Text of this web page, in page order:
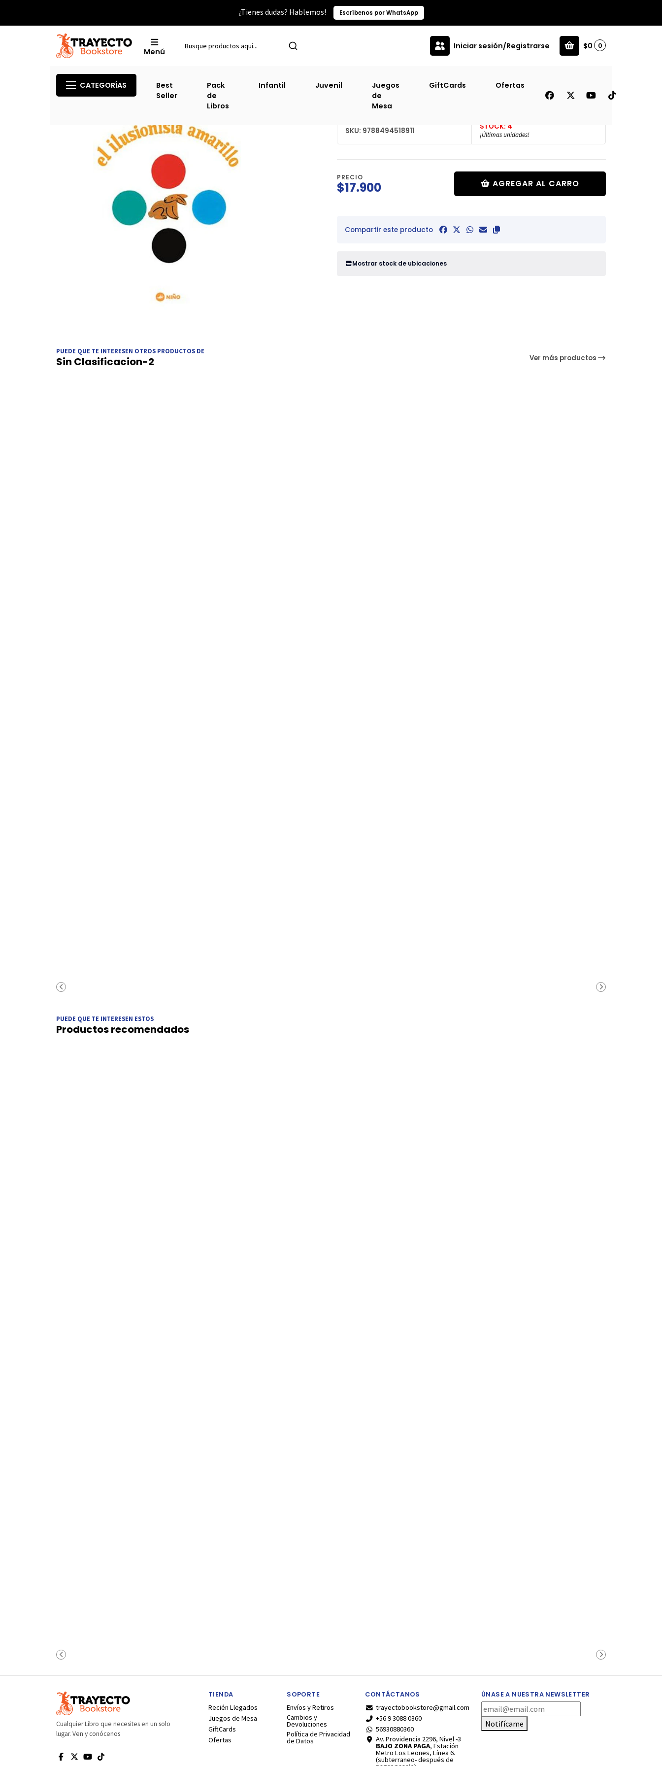
¿Tienes dudas? Hablemos! Escríbenos por WhatsApp
Menú
Iniciar sesión/Registrarse $0 0
CATEGORÍAS
Best
Seller
Pack
de
Libros
Infantil Juvenil
Juegos
de
Mesa
GiftCards Ofertas
Ilusionista Amarillo, El
SKU: 9788494518911 STOCK: 4
¡Últimas unidades!
PRECIO
$17.900 AGREGAR AL CARRO
Compartir este producto
Mostrar stock de ubicaciones
PUEDE QUE TE INTERESEN OTROS PRODUCTOS DE
Sin Clasificacion-2 Ver más productos
PUEDE QUE TE INTERESEN ESTOS
Productos recomendados
Cualquier Libro que necesites en un solo
lugar. Ven y conócenos
TIENDA
Recién Llegados
Juegos de Mesa
GiftCards
Ofertas
SOPORTE
Envíos y Retiros
Cambios y
Devoluciones
Política de Privacidad
de Datos
CONTÁCTANOS
trayectobookstore@gmail.com
+56 9 3088 0360
56930880360
Av. Providencia 2296, Nivel -3
BAJO ZONA PAGA, Estación
Metro Los Leones, Línea 6.
(subterraneo- después de
ÚNASE A NUESTRA NEWSLETTER
Notifícame